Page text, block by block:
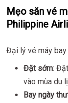
Mẹo săn vé
Philippine
Đại lý vé máy
Đặt sớm:
vào mùa du
Bay ngày